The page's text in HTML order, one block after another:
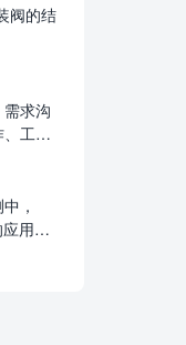
阀的结
求沟
工件
，
用思